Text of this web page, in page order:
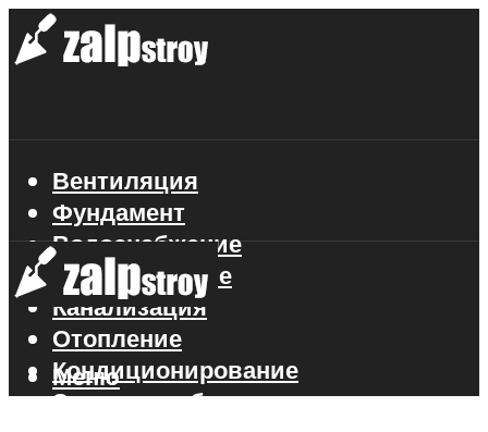
Вентиляция
Фундамент
Водоснабжение
Газоснабжение
Канализация
Отопление
Кондиционирование
Электроснабжение
Меню